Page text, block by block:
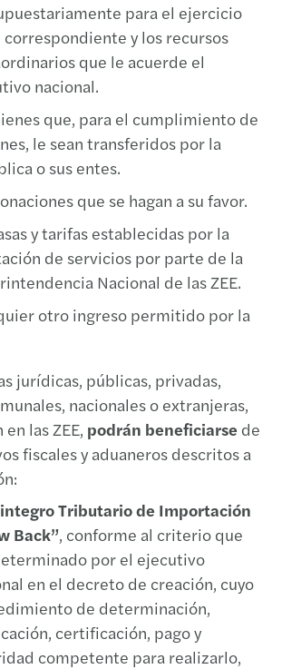
para el ejercicio
correspondiente y los recursos
que le acuerde el
nacional.
que, para el cumplimiento de
le sean transferidos por la
o sus entes.
que se hagan a su favor.
y tarifas establecidas por la
de servicios por parte de la
Nacional de las ZEE.
otro ingreso permitido por la
jurídicas, públicas, privadas,
nacionales o extranjeras,
las ZEE, podrán beneficiarse de
fiscales y aduaneros descritos a
Tributario de Importación
Back”, conforme al criterio que
por el ejecutivo
en el decreto de creación, cuyo
de determinación,
certificación, pago y
competente para realizarlo,